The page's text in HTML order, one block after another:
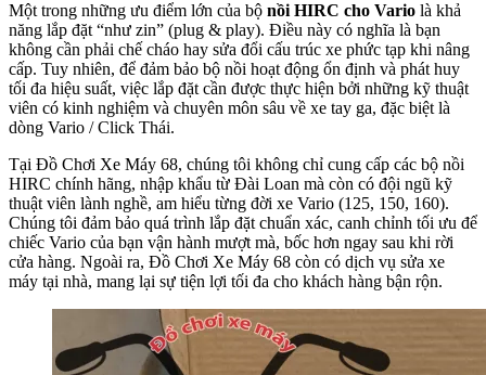
Một trong những ưu điểm lớn của bộ nồi HIRC cho Vario là khả
năng lắp đặt “như zin” (plug & play). Điều này có nghĩa là bạn
không cần phải chế cháo hay sửa đổi cấu trúc xe phức tạp khi nâng
cấp. Tuy nhiên, để đảm bảo bộ nồi hoạt động ổn định và phát huy
tối đa hiệu suất, việc lắp đặt cần được thực hiện bởi những kỹ thuật
viên có kinh nghiệm và chuyên môn sâu về xe tay ga, đặc biệt là
dòng Vario / Click Thái.
Tại Đồ Chơi Xe Máy 68, chúng tôi không chỉ cung cấp các bộ nồi
HIRC chính hãng, nhập khẩu từ Đài Loan mà còn có đội ngũ kỹ
thuật viên lành nghề, am hiểu từng đời xe Vario (125, 150, 160).
Chúng tôi đảm bảo quá trình lắp đặt chuẩn xác, canh chỉnh tối ưu để
chiếc Vario của bạn vận hành mượt mà, bốc hơn ngay sau khi rời
cửa hàng. Ngoài ra, Đồ Chơi Xe Máy 68 còn có dịch vụ sửa xe
máy tại nhà, mang lại sự tiện lợi tối đa cho khách hàng bận rộn.